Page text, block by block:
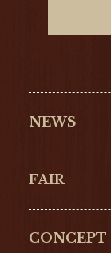
NEWS
FAIR
CONCEPT